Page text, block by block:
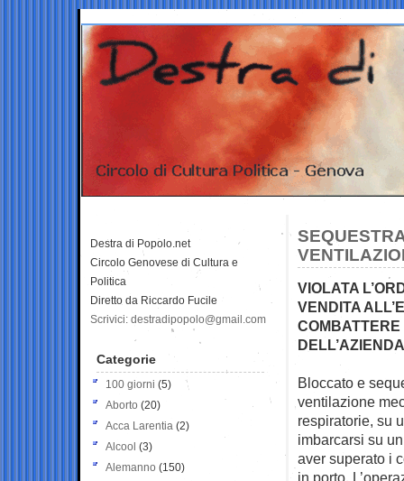
VIOLATA
VENDITA
Bloccato e
ventilazione
respiratorie, su
imbarcarsi su
aver superato i
in porto.
Destra di Popolo.net
Circolo Genovese di Cultura e
Politica
Diretto da Riccardo Fucile
Scrivici: destradipopolo@gmail.com
Categorie
100 giorni (5)
Aborto (20)
Acca Larentia (2)
Alcool (3)
Alemanno (150)